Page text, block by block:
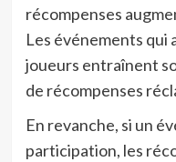
récompenses
Les événements
joueurs entraînent
de récompenses
En revanche, si un
participation, les